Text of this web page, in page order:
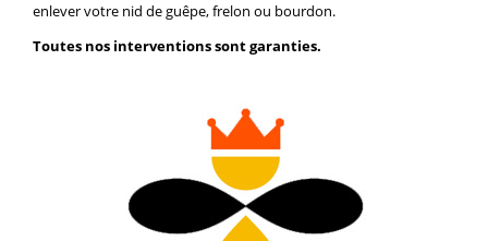
enlever votre nid de guêpe, frelon ou bourdon.
Toutes nos interventions sont garanties.